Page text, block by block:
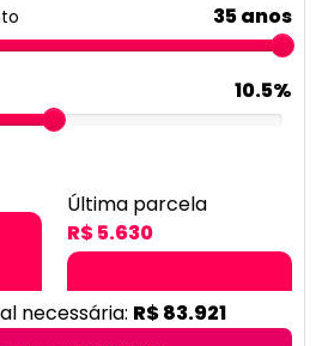
35 anos
10.5%
Última parcela
R$ 5.630
necessária: R$ 83.921